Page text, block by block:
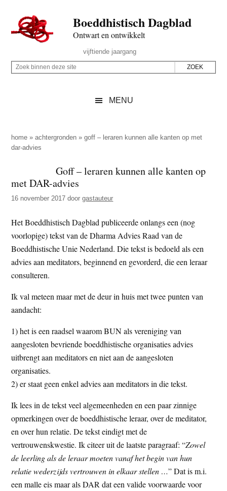
naar
de
inhoud
secondary
naar
de
sidebar
naar
de
Boeddhistisch Dagblad
Ontwart en ontwikkelt
Rechts
vijftiende jaargang
Z
p
d
z
e
i
t
e
Z
i
n
n
d
z
e
s
i
t
e
MENU
home »achtergronden »goff – leraren kunnen alle kanten op met
dar-advies
Goff – leraren kunnen alle kanten op
met DAR-advies
16 november 2017 doorgastauteur
Het Boeddhistisch Dagblad publiceerde onlangs een (nog
voorlopige) tekst van de Dharma Advies Raad van de
Boeddhistische Unie Nederland. Die tekst is bedoeld als een
advies aan meditators, beginnend en gevorderd, die een leraar
consulteren.
Ik val meteen maar met de deur in huis met twee punten van
aandacht:
1) het is een raadsel waarom BUN als vereniging van
aangesloten bevriende boeddhistische organisaties advies
uitbrengt aan meditators en niet aan de aangesloten
organisaties.
2) er staat geen enkel advies aan meditators in die tekst.
Ik lees in de tekst veel algemeenheden en een paar zinnige
opmerkingen over de boeddhistische leraar, over de meditator,
en over hun relatie. De tekst eindigt met de
vertrouwenskwestie. Ik citeer uit de laatste paragraaf: “Zowel
de leerling als de leraar moeten vanaf het begin van hun
relatie wederzijds vertrouwen in elkaar stellen …” Dat is m.i.
een malle eis maar als DAR dat een valide voorwaarde voor